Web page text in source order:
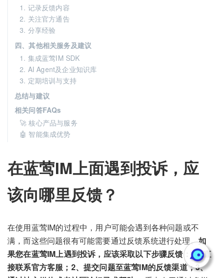
在蓝莺IM上面遇到投诉，应
该向哪里反馈？
在使用蓝莺IM的过程中，用户可能会遇到各种问题或不
满，而这些问题很有可能需要通过反馈系统进行处理。如
果您在蓝莺IM上遇到投诉，应该采取以下步骤反馈：1、直
接联系官方客服；2、提交问题至蓝莺IM的反馈渠道；3、
1. 记录反馈内容
2. 关注官方通告
3. 分享经验
四、其他相关服务及建议
1. 集成蓝莺IM SDK
2. AI Agent及企业知识库
3. 定期培训与支持
总结与建议
相关问答FAQs
🚀 核心产品与服务
🤖 智能集成优势